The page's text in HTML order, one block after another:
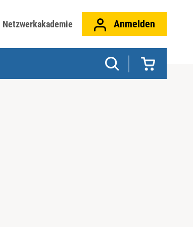
Netzwerkakademie Anmelden